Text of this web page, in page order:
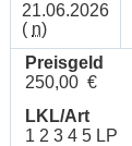
21.06.2026
( n)
Preisgeld
250,00 €
LKL/Art
1 2 3 4 5 LP